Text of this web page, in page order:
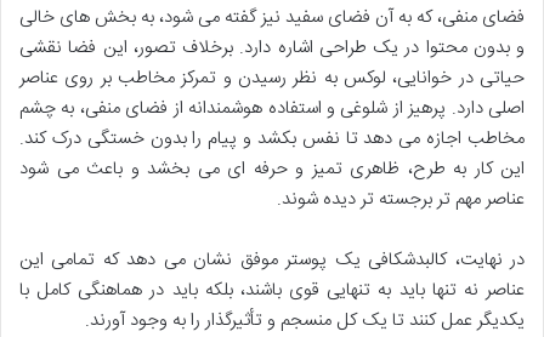
فضای منفی، که به آن فضای سفید نیز گفته می شود، به بخش های خالی
و بدون محتوا در یک طراحی اشاره دارد. برخلاف تصور، این فضا نقشی
حیاتی در خوانایی، لوکس به نظر رسیدن و تمرکز مخاطب بر روی عناصر
اصلی دارد. پرهیز از شلوغی و استفاده هوشمندانه از فضای منفی، به چشم
مخاطب اجازه می دهد تا نفس بکشد و پیام را بدون خستگی درک کند.
این کار به طرح، ظاهری تمیز و حرفه ای می بخشد و باعث می شود
عناصر مهم تر برجسته تر دیده شوند.
در نهایت، کالبدشکافی یک پوستر موفق نشان می دهد که تمامی این
عناصر نه تنها باید به تنهایی قوی باشند، بلکه باید در هماهنگی کامل با
یکدیگر عمل کنند تا یک کل منسجم و تأثیرگذار را به وجود آورند.